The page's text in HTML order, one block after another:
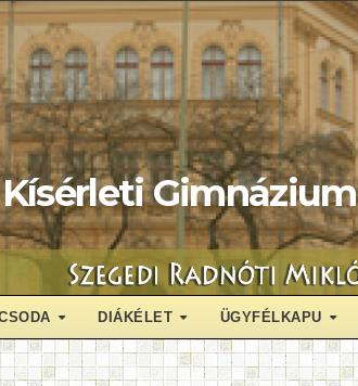
Gimnázium
DIÁKÉLET ÜGYFÉLKAPU